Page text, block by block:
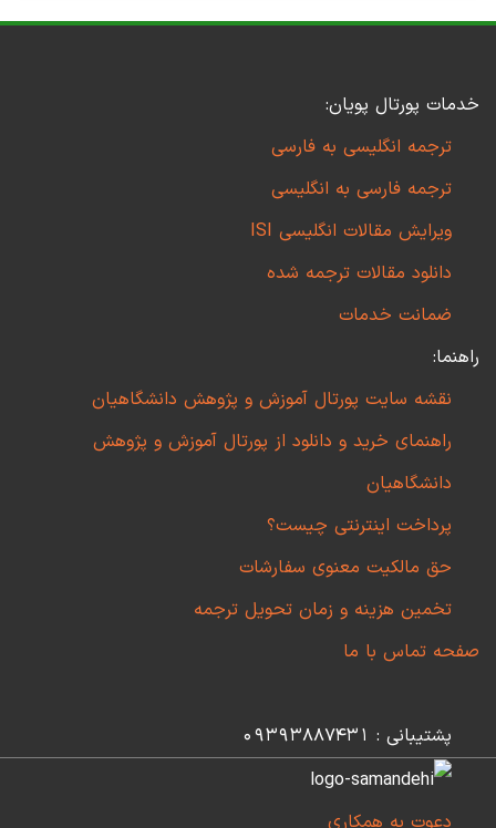
خدمات پورتال پویان:
ترجمه انگلیسی به فارسی
ترجمه فارسی به انگلیسی
ویرایش مقالات انگلیسی ISI
دانلود مقالات ترجمه شده
ضمانت خدمات
راهنما:
نقشه سایت پورتال آموزش و پژوهش دانشگاهیان
راهنمای خرید و دانلود از پورتال آموزش و پژوهش
دانشگاهیان
پرداخت اینترنتی چیست؟
حق مالکیت معنوی سفارشات
تخمین هزینه و زمان تحویل ترجمه
صفحه تماس با ما
پشتیبانی : 09393887431
دعوت به همکاری